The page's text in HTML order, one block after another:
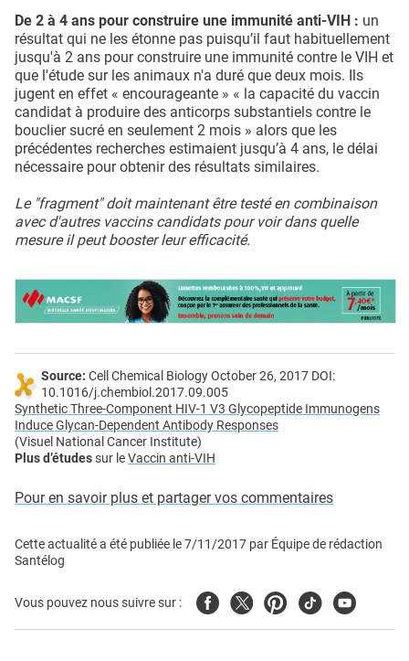
De 2 à 4 ans pour construire une immunité anti-VIH : un
résultat qui ne les étonne pas puisqu’il faut habituellement
jusqu'à 2 ans pour construire une immunité contre le VIH et
que l'étude sur les animaux n'a duré que deux mois. Ils
jugent en effet « encourageante » « la capacité du vaccin
candidat à produire des anticorps substantiels contre le
bouclier sucré en seulement 2 mois » alors que les
précédentes recherches estimaient jusqu’à 4 ans, le délai
nécessaire pour obtenir des résultats similaires.
Le "fragment" doit maintenant être testé en combinaison
avec d'autres vaccins candidats pour voir dans quelle
mesure il peut booster leur efficacité.
Source: Cell Chemical Biology October 26, 2017 DOI:
10.1016/j.chembiol.2017.09.005
Synthetic Three-Component HIV-1 V3 Glycopeptide Immunogens
Induce Glycan-Dependent Antibody Responses
(Visuel National Cancer Institute)
Plus d’étudessur leVaccin anti-VIH
Pour en savoir plus et partager vos commentaires
Cette actualité a été publiée le7/11/2017 par Équipe de rédaction
Santélog
Vous pouvez nous suivre sur : FacebookTwitterPinterest
TiktokYoutube